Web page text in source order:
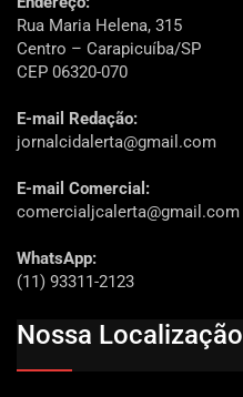
Rua Maria Helena, 315
Centro – Carapicuíba/SP
CEP 06320-070
E-mail Redação:
jornalcidalerta@gmail.com
E-mail Comercial:
comercialjcalerta@gmail.com
WhatsApp:
(11) 93311-2123
Nossa Localização